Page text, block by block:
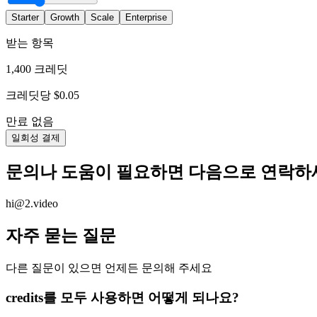
Starter Growth Scale Enterprise
받는 항목
1,400 크레딧
크레딧당 $0.05
만료 없음
일회성 결제
문의나 도움이 필요하면 다음으로 연락하
hi@2.video
자주 묻는 질문
다른 질문이 있으면 언제든 문의해 주세요
credits를 모두 사용하면 어떻게 되나요?